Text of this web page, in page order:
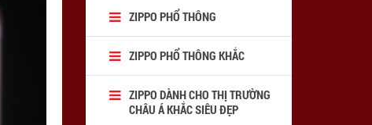
ZIPPO PHỔ THÔNG
ZIPPO PHỔ THÔNG KHẮC
ZIPPO DÀNH CHO THỊ TRƯỜNG
CHÂU Á KHẮC SIÊU ĐẸP